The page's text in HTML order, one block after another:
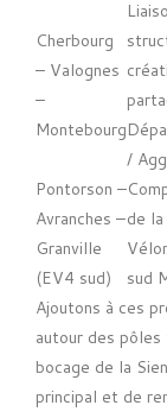
Cherbourg
– Valognes
–
Montebourg
/
Pontorson –
Avranches –
Granville
(EV4 sud)
de la
sud
Ajoutons à ces
autour des
bocage de la
principal et de